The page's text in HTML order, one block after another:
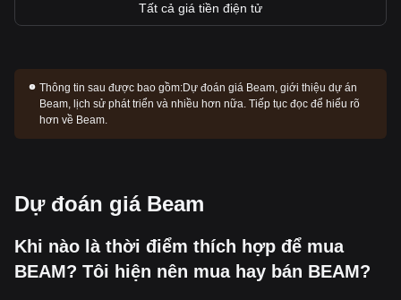
Tất cả giá tiền điện tử
Thông tin sau được bao gồm:Dự đoán giá Beam, giới thiệu dự án
Beam, lịch sử phát triển và nhiều hơn nữa. Tiếp tục đọc để hiểu rõ
hơn về Beam.
Dự đoán giá Beam
Khi nào là thời điểm thích hợp để mua
BEAM? Tôi hiện nên mua hay bán BEAM?